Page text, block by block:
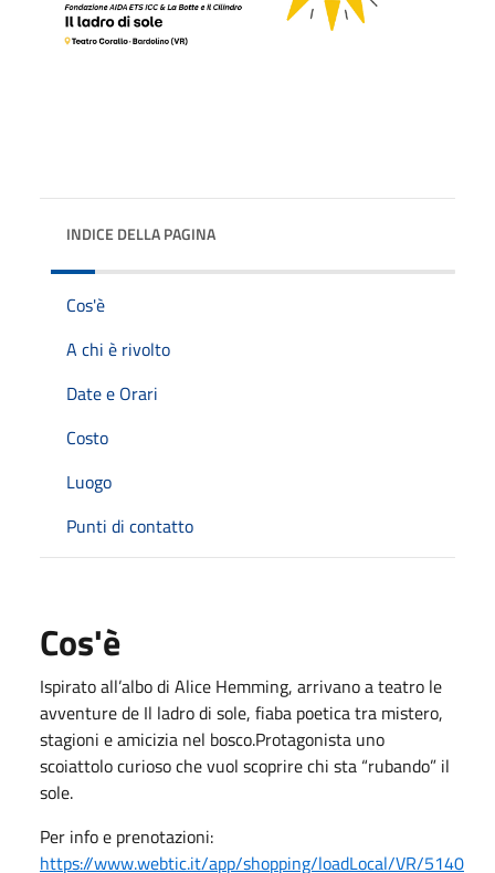
INDICE DELLA PAGINA
Cos'è
A chi è rivolto
Date e Orari
Costo
Luogo
Punti di contatto
Cos'è
Ispirato all’albo di Alice Hemming, arrivano a teatro le
avventure de Il ladro di sole, fiaba poetica tra mistero,
stagioni e amicizia nel bosco.Protagonista uno
scoiattolo curioso che vuol scoprire chi sta “rubando” il
sole.
Per info e prenotazioni:
https://www.webtic.it/app/shopping/loadLocal/VR/5140